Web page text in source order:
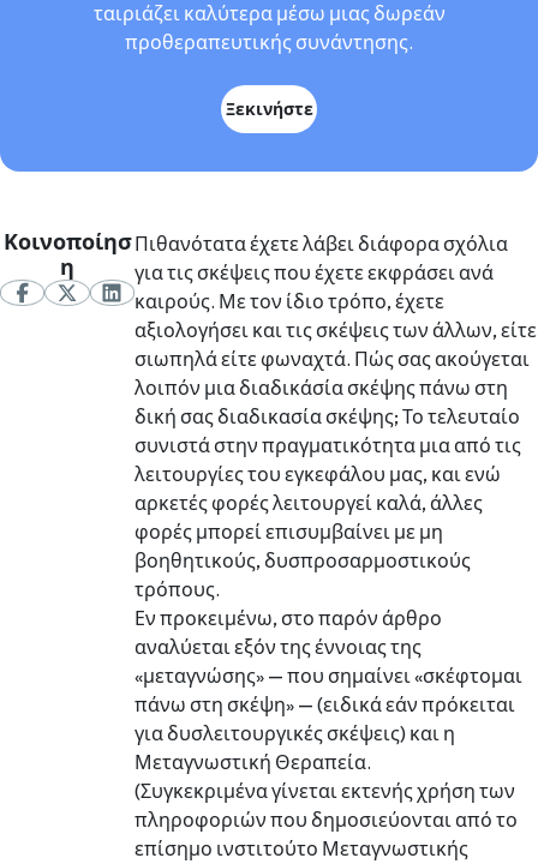
ταιριάζει καλύτερα μέσω μιας δωρεάν
προθεραπευτικής συνάντησης.
Ξεκινήστε
Κοινοποίησ
η
Πιθανότατα έχετε λάβει διάφορα σχόλια
για τις σκέψεις που έχετε εκφράσει ανά
καιρούς. Με τον ίδιο τρόπο, έχετε
αξιολογήσει και τις σκέψεις των άλλων, είτε
σιωπηλά είτε φωναχτά. Πώς σας ακούγεται
λοιπόν μια διαδικάσία σκέψης πάνω στη
δική σας διαδικασία σκέψης; Το τελευταίο
συνιστά στην πραγματικότητα μια από τις
λειτουργίες του εγκεφάλου μας, και ενώ
αρκετές φορές λειτουργεί καλά, άλλες
φορές μπορεί επισυμβαίνει με μη
βοηθητικούς, δυσπροσαρμοστικούς
τρόπους.
Εν προκειμένω, στο παρόν άρθρο
αναλύεται εξόν της έννοιας της
«μεταγνώσης» — που σημαίνει «σκέφτομαι
πάνω στη σκέψη» — (ειδικά εάν πρόκειται
για δυσλειτουργικές σκέψεις) και η
Μεταγνωστική Θεραπεία.
(Συγκεκριμένα γίνεται εκτενής χρήση των
πληροφοριών που δημοσιεύονται από το
επίσημο ινστιτούτο Μεταγνωστικής